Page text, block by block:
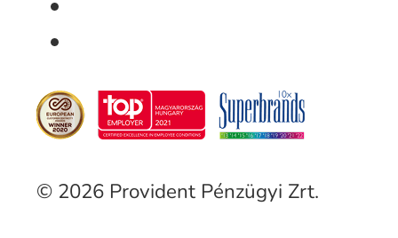
© 2026 Provident Pénzügyi Zrt.